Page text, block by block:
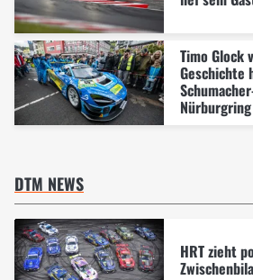
Timo Glock
Geschichte
Nürburgring
DTM NEWS
HRT zieht